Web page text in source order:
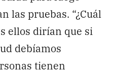
las pruebas. “¿Cuál
ellos dirían que si
debíamos
tienen